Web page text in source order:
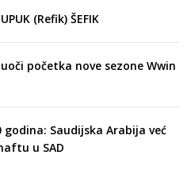
(Refik) ŠEFIK
početka nove sezone Wwin
godina: Saudijska Arabija već
u SAD